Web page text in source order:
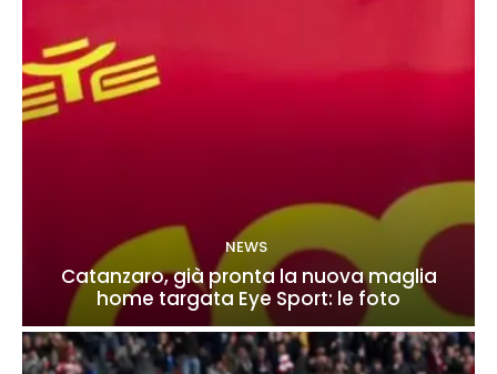
NEWS
Catanzaro, già pronta la nuova maglia
home targata Eye Sport: le foto